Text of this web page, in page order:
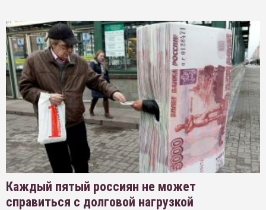
Каждый пятый россиян не может
справиться с долговой нагрузкой